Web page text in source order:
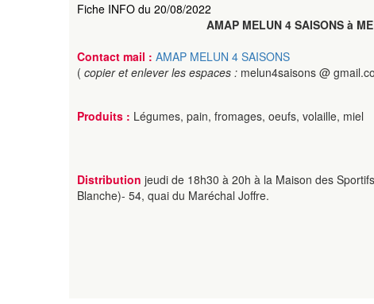
Fiche INFO du 20/08/2022
AMAP MELUN 4 SAISONS à
Contact mail : AMAP MELUN 4 SAISONS
( copier et enlever les espaces : melun4saisons @
Produits : Légumes, pain, fromages, oeufs, volaille, miel
Distribution jeudi de 18h30 à 20h à la Maison des
Blanche)- 54, quai du Maréchal Joffre.